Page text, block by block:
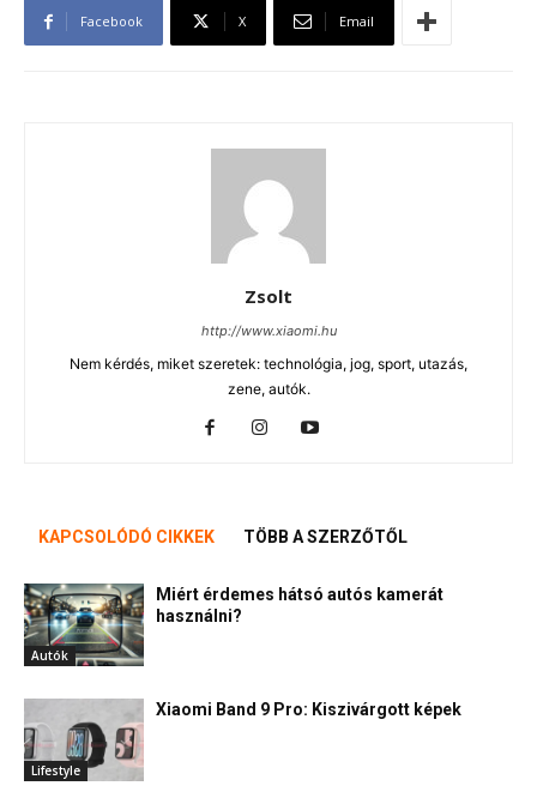
Facebook X Email
Zsolt
http://www.xiaomi.hu
Nem kérdés, miket szeretek: technológia, jog, sport, utazás,
zene, autók.
KAPCSOLÓDÓ CIKKEK TÖBB A SZERZŐTŐL
Autók
Miért érdemes hátsó autós kamerát
használni?
Lifestyle
Xiaomi Band 9 Pro: Kiszivárgott képek